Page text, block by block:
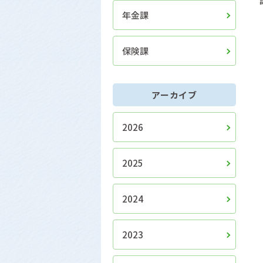
年金課
保険課
アーカイブ
2026
2025
2024
2023